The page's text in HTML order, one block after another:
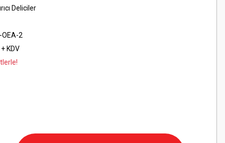
Deliciler
OEA-2
KDV